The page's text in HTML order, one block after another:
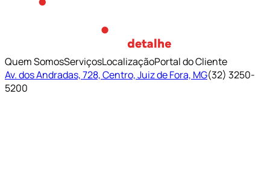
Quem SomosServiçosLocalizaçãoPortal do Cliente
Av. dos Andradas, 728, Centro, Juiz de Fora, MG(32) 3250-
5200